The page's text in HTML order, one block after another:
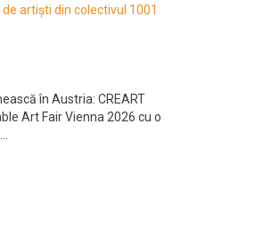
artiști din colectivul 1001
în Austria: CREART
Art Fair Vienna 2026 cu o